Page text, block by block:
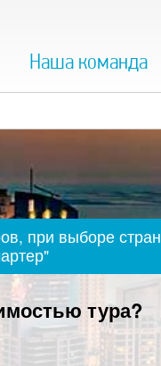
Наша команда
при выборе
тура?